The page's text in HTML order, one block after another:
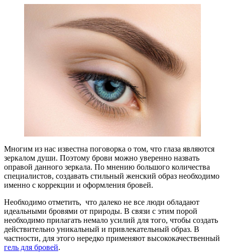
Многим из нас известна поговорка о том, что глаза являются
зеркалом души. Поэтому брови можно уверенно назвать
оправой данного зеркала. По мнению большого количества
специалистов, создавать стильный женский образ необходимо
именно с коррекции и оформления бровей.
Необходимо отметить, что далеко не все люди обладают
идеальными бровями от природы. В связи с этим порой
необходимо прилагать немало усилий для того, чтобы создать
действительно уникальный и привлекательный образ. В
частности, для этого нередко применяют высококачественный
гель для бровей.